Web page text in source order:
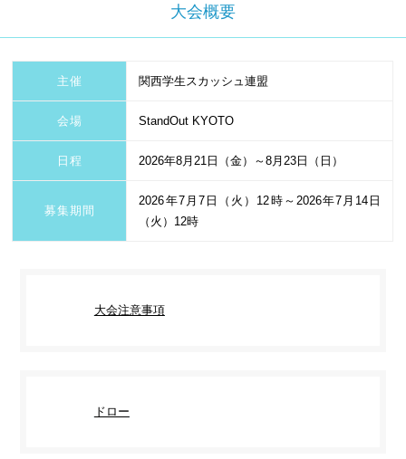
大会概要
主催 関西学生スカッシュ連盟
会場 StandOut KYOTO
日程 2026年8月21日（金）～8月23日（日）
募集期間
2026年7月7日（火）12時～2026年7月14日
（火）12時
大会注意事項
ドロー